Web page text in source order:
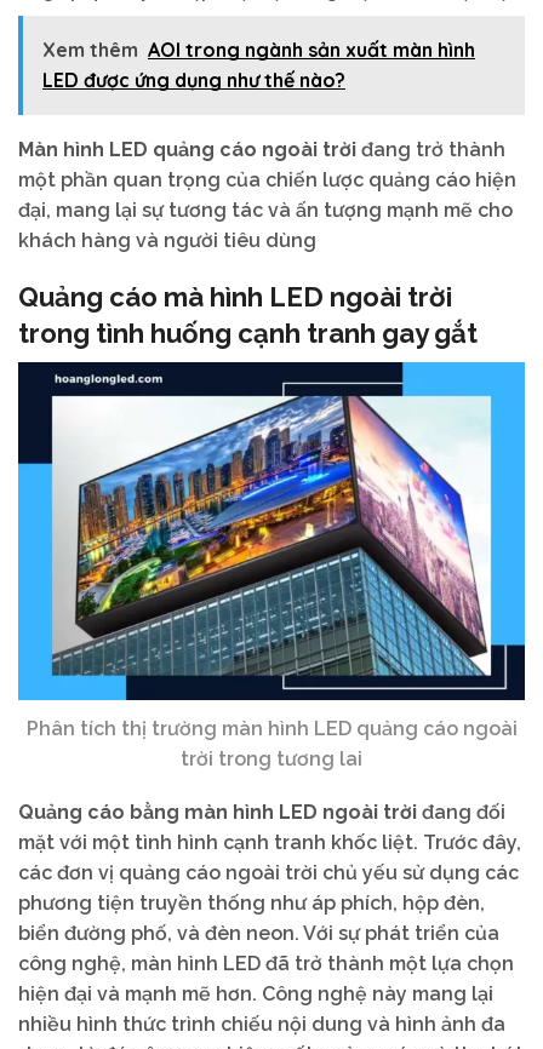
Xem thêm AOI trong ngành sản xuất màn hình
LED được ứng dụng như thế nào?
Màn hình LED quảng cáo ngoài trời đang trở thành
một phần quan trọng của chiến lược quảng cáo hiện
đại, mang lại sự tương tác và ấn tượng mạnh mẽ cho
khách hàng và người tiêu dùng
Quảng cáo mà hình LED ngoài trời
trong tình huống cạnh tranh gay gắt
Phân tích thị trường màn hình LED quảng cáo ngoài
trời trong tương lai
Quảng cáo bằng màn hình LED ngoài trời đang đối
mặt với một tình hình cạnh tranh khốc liệt. Trước đây,
các đơn vị quảng cáo ngoài trời chủ yếu sử dụng các
phương tiện truyền thống như áp phích, hộp đèn,
biển đường phố, và đèn neon. Với sự phát triển của
công nghệ, màn hình LED đã trở thành một lựa chọn
hiện đại và mạnh mẽ hơn. Công nghệ này mang lại
nhiều hình thức trình chiếu nội dung và hình ảnh đa